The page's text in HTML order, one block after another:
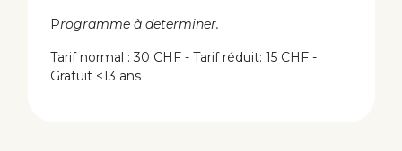
Programme à determiner.
Tarif normal : 30 CHF - Tarif réduit: 15 CHF -
Gratuit <13 ans